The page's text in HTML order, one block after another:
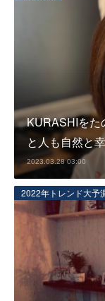
KURASHIを
と人も自然と
2023.03.28 03:00
2022年トレンド大予